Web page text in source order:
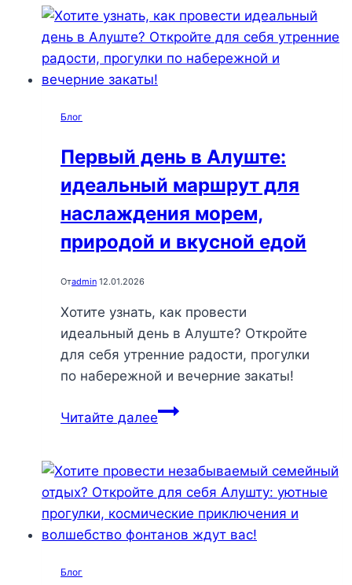
по
утрам,
прогулкам
и
незабываемого
отдыха
у
моря
Блог
Первый день в Алуште:
идеальный маршрут для
наслаждения морем,
природой и вкусной едой
Отadmin 12.01.2026
Хотите узнать, как провести
идеальный день в Алуште? Откройте
для себя утренние радости, прогулки
по набережной и вечерние закаты!
Читайте далееПервый
Алуште:
идеальный
маршрут
для
Блог